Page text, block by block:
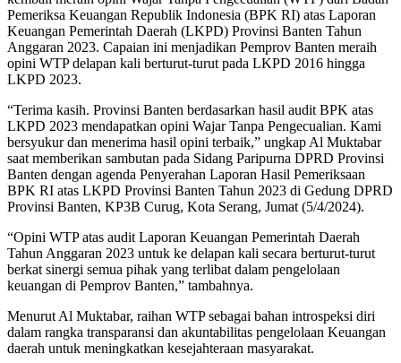
Pemeriksa Keuangan Republik Indonesia (BPK RI) atas Laporan
Keuangan Pemerintah Daerah (LKPD) Provinsi Banten Tahun
Anggaran 2023. Capaian ini menjadikan Pemprov Banten meraih
opini WTP delapan kali berturut-turut pada LKPD 2016 hingga
LKPD 2023.
“Terima kasih. Provinsi Banten berdasarkan hasil audit BPK atas
LKPD 2023 mendapatkan opini Wajar Tanpa Pengecualian. Kami
bersyukur dan menerima hasil opini terbaik,” ungkap Al Muktabar
saat memberikan sambutan pada Sidang Paripurna DPRD Provinsi
Banten dengan agenda Penyerahan Laporan Hasil Pemeriksaan
BPK RI atas LKPD Provinsi Banten Tahun 2023 di Gedung DPRD
Provinsi Banten, KP3B Curug, Kota Serang, Jumat (5/4/2024).
“Opini WTP atas audit Laporan Keuangan Pemerintah Daerah
Tahun Anggaran 2023 untuk ke delapan kali secara berturut-turut
berkat sinergi semua pihak yang terlibat dalam pengelolaan
keuangan di Pemprov Banten,” tambahnya.
Menurut Al Muktabar, raihan WTP sebagai bahan introspeksi diri
dalam rangka transparansi dan akuntabilitas pengelolaan Keuangan
daerah untuk meningkatkan kesejahteraan masyarakat.